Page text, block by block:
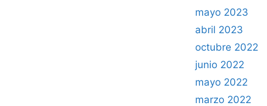
mayo 2023
abril 2023
octubre 2022
junio 2022
mayo 2022
marzo 2022